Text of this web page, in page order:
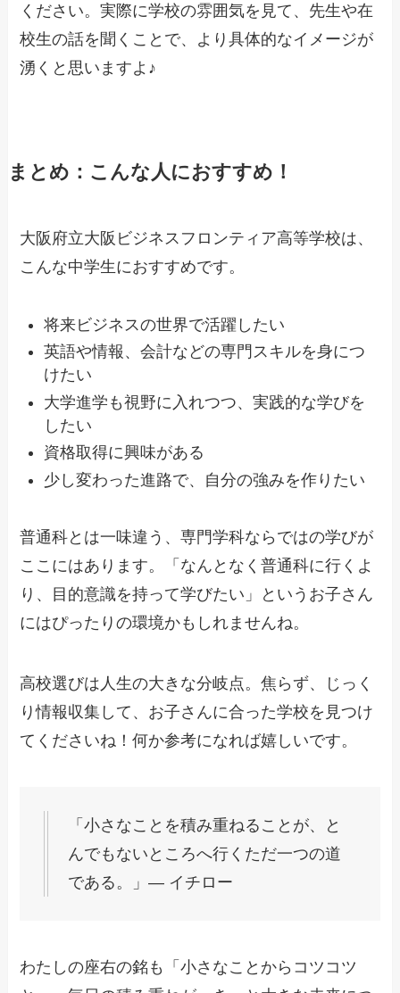
ください。実際に学校の雰囲気を見て、先生や在
校生の話を聞くことで、より具体的なイメージが
湧くと思いますよ♪
まとめ：こんな人におすすめ！
大阪府立大阪ビジネスフロンティア高等学校は、
こんな中学生におすすめです。
将来ビジネスの世界で活躍したい
英語や情報、会計などの専門スキルを身につ
けたい
大学進学も視野に入れつつ、実践的な学びを
したい
資格取得に興味がある
少し変わった進路で、自分の強みを作りたい
普通科とは一味違う、専門学科ならではの学びが
ここにはあります。「なんとなく普通科に行くよ
り、目的意識を持って学びたい」というお子さん
にはぴったりの環境かもしれませんね。
高校選びは人生の大きな分岐点。焦らず、じっく
り情報収集して、お子さんに合った学校を見つけ
てくださいね！何か参考になれば嬉しいです。
「小さなことを積み重ねることが、と
んでもないところへ行くただ一つの道
である。」― イチロー
わたしの座右の銘も「小さなことからコツコツ